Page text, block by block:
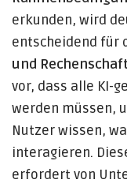
erkunden, wird
entscheidend für
und
vor, dass alle KI-
werden müssen,
Nutzer wissen,
interagieren.
erfordert von